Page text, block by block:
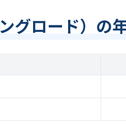
グロード）の